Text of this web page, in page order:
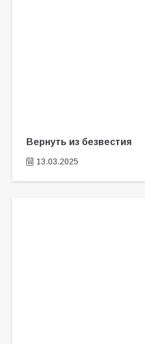
Вернуть из безвестия
13.03.2025